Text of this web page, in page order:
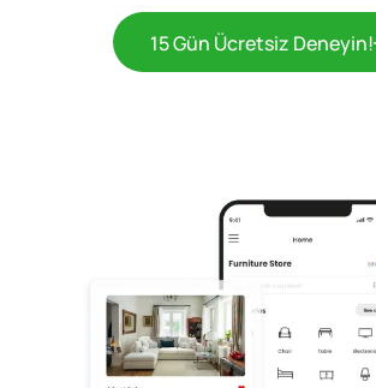
15 Gün Ücretsiz Deneyin!